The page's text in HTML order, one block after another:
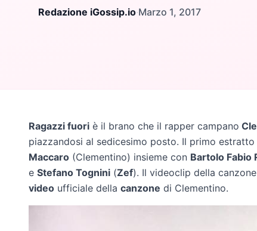
Redazione iGossip.io·Marzo 1, 2017
Ragazzi fuori è il brano che il rapper campano
piazzandosi al sedicesimo posto. Il primo estratto
Maccaro (Clementino) insieme con Bartolo Fabio
e Stefano Tognini (Zef). Il videoclip della
video ufficiale della canzone di Clementino.